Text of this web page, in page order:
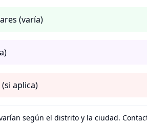
(varía)
aplica)
según el distrito y la ciudad.